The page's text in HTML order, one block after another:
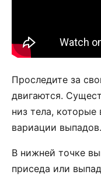
Проследите за
двигаются.
низ тела,
вариации выпадов.
В нижней точке
приседа или